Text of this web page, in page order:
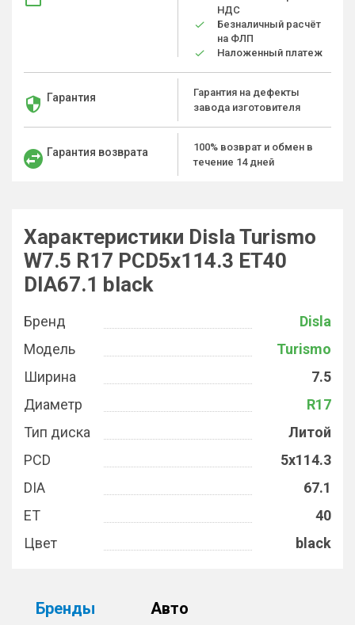
НДС
Безналичный расчёт
на ФЛП
Наложенный платеж
Гарантия
Гарантия на дефекты
завода изготовителя
Гарантия возврата
100% возврат и обмен в
течение 14 дней
Характеристики Disla Turismo
W7.5 R17 PCD5x114.3 ET40
DIA67.1 black
Бренд
Disla
Модель
Turismo
Ширина
7.5
Диаметр
R17
Тип диска
Литой
PCD
5x114.3
DIA
67.1
ET
40
Цвет
black
Бренды
Авто